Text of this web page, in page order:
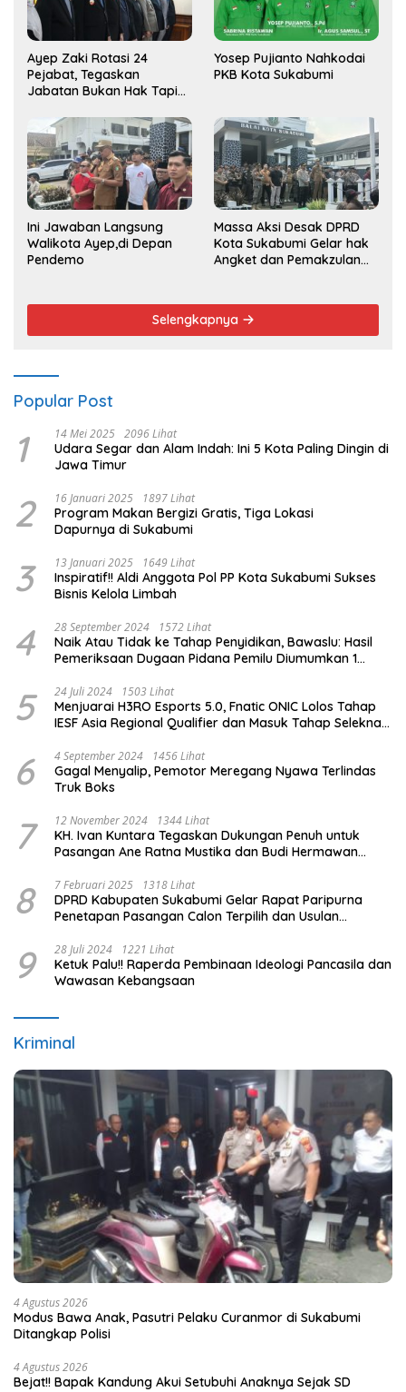
Ayep Zaki Rotasi 24
Pejabat, Tegaskan
Jabatan Bukan Hak Tapi
Yosep Pujianto Nahkodai
PKB Kota Sukabumi
Ini Jawaban Langsung
Walikota Ayep,di Depan
Pendemo
Massa Aksi Desak DPRD
Kota Sukabumi Gelar hak
Angket dan Pemakzulan
Selengkapnya
Popular Post
1 14 Mei 2025 2096 Lihat
Udara Segar dan Alam Indah: Ini 5 Kota Paling Dingin di
Jawa Timur
2 16 Januari 2025 1897 Lihat
Program Makan Bergizi Gratis, Tiga Lokasi
Dapurnya di Sukabumi
3 13 Januari 2025 1649 Lihat
Inspiratif!! Aldi Anggota Pol PP Kota Sukabumi Sukses
Bisnis Kelola Limbah
4 28 September 2024 1572 Lihat
Naik Atau Tidak ke Tahap Penyidikan, Bawaslu: Hasil
Pemeriksaan Dugaan Pidana Pemilu Diumumkan 1
5 24 Juli 2024 1503 Lihat
Menjuarai H3RO Esports 5.0, Fnatic ONIC Lolos Tahap
IESF Asia Regional Qualifier dan Masuk Tahap Seleknas
6 4 September 2024 1456 Lihat
Gagal Menyalip, Pemotor Meregang Nyawa Terlindas
Truk Boks
7 12 November 2024 1344 Lihat
KH. Ivan Kuntara Tegaskan Dukungan Penuh untuk
Pasangan Ane Ratna Mustika dan Budi Hermawan
8 7 Februari 2025 1318 Lihat
DPRD Kabupaten Sukabumi Gelar Rapat Paripurna
Penetapan Pasangan Calon Terpilih dan Usulan
9 28 Juli 2024 1221 Lihat
Ketuk Palu!! Raperda Pembinaan Ideologi Pancasila dan
Wawasan Kebangsaan
Kriminal
4 Agustus 2026
Modus Bawa Anak, Pasutri Pelaku Curanmor di Sukabumi
Ditangkap Polisi
4 Agustus 2026
Bejat!! Bapak Kandung Akui Setubuhi Anaknya Sejak SD